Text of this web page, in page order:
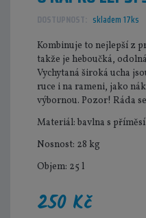
DOSTUPNOST: skladem 17ks
Kombinuje to nejlepší z
takže je heboučká,
Vychytaná široká ucha
ruce i na rameni, jako
výbornou. Pozor! Ráda
Materiál: bavlna s
Nosnost: 28 kg
Objem: 25 l
250 Kč